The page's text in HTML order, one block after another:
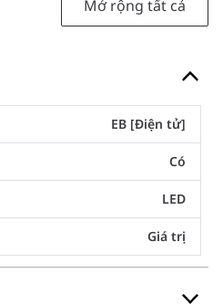
Mở rộng tất cả
EB [Điện tử]
Có
LED
Giá trị